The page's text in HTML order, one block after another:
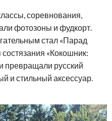
соревнования,
фотозоны и фудкорт.
стал «Парад
состязания «Кокошник:
превращали русский
и стильный аксессуар.